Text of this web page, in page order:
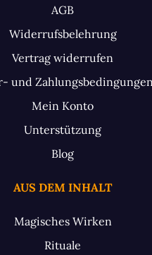
AGB
Widerrufsbelehrung
Vertrag widerrufen
und Zahlungsbedingungen
Mein Konto
Unterstützung
Blog
AUS DEM INHALT
Magisches Wirken
Rituale